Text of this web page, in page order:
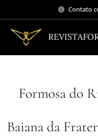
Contato
Formosa do
Baiana da